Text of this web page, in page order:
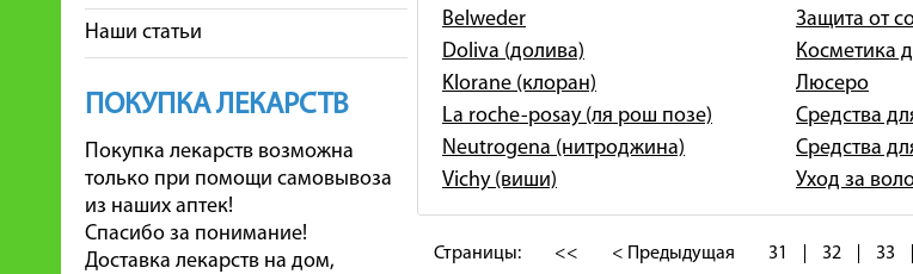
Наши статьи
ПОКУПКА ЛЕКАРСТВ
Покупка лекарств возможна
только при помощи самовывоза
из наших аптек!
Спасибо за понимание!
Доставка лекарств на дом,
Belweder
Doliva (долива)
Klorane (клоран)
La roche-posay (ля рош позе)
Neutrogena (нитроджина)
Vichy (виши)
Защита от
Косметика
Люсеро
Средства
Средства
Уход за
Страницы: << < Предыдущая 31 32 33